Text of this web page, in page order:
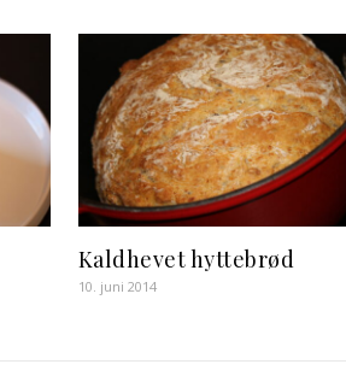
Kaldhevet hyttebrød
10. juni 2014